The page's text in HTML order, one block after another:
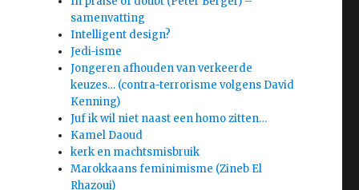
samenvatting
Intelligent design?
Jedi-isme
Jongeren afhouden van verkeerde
keuzes… (contra-terrorisme volgens David
Kenning)
Juf ik wil niet naast een homo zitten…
Kamel Daoud
kerk en machtsmisbruik
Marokkaans feminimisme (Zineb El
Rhazoui)